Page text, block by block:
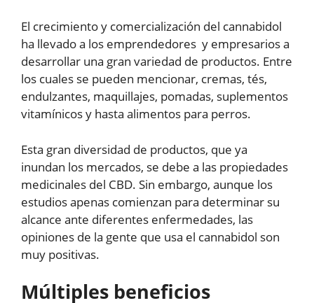
El crecimiento y comercialización del cannabidol
ha llevado a los emprendedores y empresarios a
desarrollar una gran variedad de productos. Entre
los cuales se pueden mencionar, cremas, tés,
endulzantes, maquillajes, pomadas, suplementos
vitamínicos y hasta alimentos para perros.
Esta gran diversidad de productos, que ya
inundan los mercados, se debe a las propiedades
medicinales del CBD. Sin embargo, aunque los
estudios apenas comienzan para determinar su
alcance ante diferentes enfermedades, las
opiniones de la gente que usa el cannabidol son
muy positivas.
Múltiples beneficios